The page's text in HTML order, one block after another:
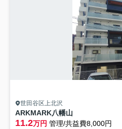
世田谷区上北沢
ARKMARK八幡山
11.2万円 管理/共益費8,000円